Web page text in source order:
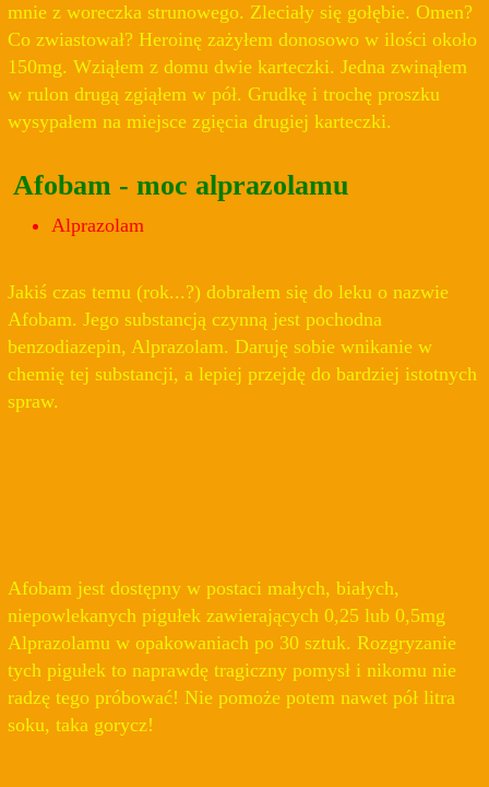
mnie z woreczka strunowego. Zleciały się gołębie. Omen?
Co zwiastował? Heroinę zażyłem donosowo w ilości około
150mg. Wziąłem z domu dwie karteczki. Jedna zwinąłem
w rulon drugą zgiąłem w pół. Grudkę i trochę proszku
wysypałem na miejsce zgięcia drugiej karteczki.
Afobam - moc alprazolamu
Alprazolam
Jakiś czas temu (rok...?) dobrałem się do leku o nazwie
Afobam. Jego substancją czynną jest pochodna
benzodiazepin, Alprazolam. Daruję sobie wnikanie w
chemię tej substancji, a lepiej przejdę do bardziej istotnych
spraw.
Afobam jest dostępny w postaci małych, białych,
niepowlekanych pigułek zawierających 0,25 lub 0,5mg
Alprazolamu w opakowaniach po 30 sztuk. Rozgryzanie
tych pigułek to naprawdę tragiczny pomysł i nikomu nie
radzę tego próbować! Nie pomoże potem nawet pół litra
soku, taka gorycz!